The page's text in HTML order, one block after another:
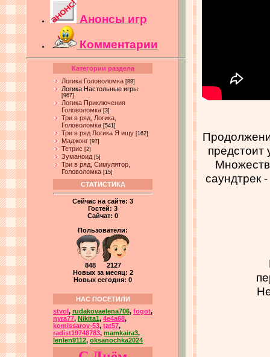
Анонсы игр
Комментарии
Категории раздела
Логика Головоломка [88]
Логика Настольные игры
[967]
Логика Приключения
Головоломка [3]
Три в ряд, Логика,
Головоломка [541]
Три в ряд Логика Я ищу [162]
Маджонг [97]
Тетрис [2]
Зуманоид [5]
Три в ряд, Симулятор,
Головоломка [15]
СТАТИСТИКА
Сейчас на сайте: 3
Гостей: 3
Сайчат: 0
Пользователи:
848 2127
Новых за месяц: 2
Новых сегодня: 0
НАС ПОСЕТИЛИ
stvol , rudakovaelena706, fogot,
nyra77, Nikita1, 4e4a68,
komissarov-53, tat57,
radist19748783, mamkaira3,
lenlen9112, oksanochka2024
предстоит
саундтрек